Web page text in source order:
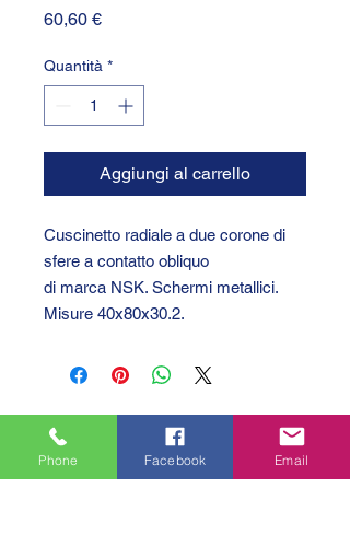
60,60 €Prezzo
Quantità *
Aggiungi al carrello
Cuscinetto radiale a due corone di
sfere a contatto obliquo
di marca NSK. Schermi metallici.
Misure 40x80x30.2.
Phone Facebook Email